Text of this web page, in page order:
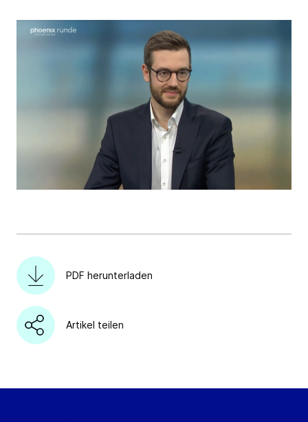
PDF herunterladen
Artikel teilen